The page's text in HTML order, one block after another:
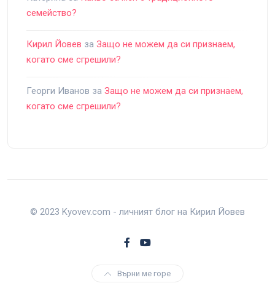
семейство?
Кирил Йовев за Защо не можем да си признаем,
когато сме сгрешили?
Георги Иванов за Защо не можем да си признаем,
когато сме сгрешили?
© 2023 Kyovev.com - личният блог на Кирил Йовев
Върни ме горе